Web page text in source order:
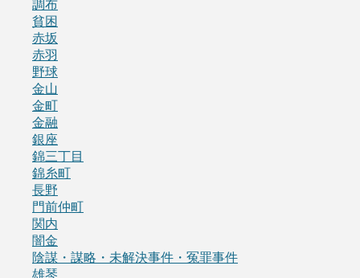
調布
貧困
赤坂
赤羽
野球
金山
金町
金融
銀座
錦三丁目
錦糸町
長野
門前仲町
関内
闇金
陰謀・謀略・未解決事件・冤罪事件
雄琴